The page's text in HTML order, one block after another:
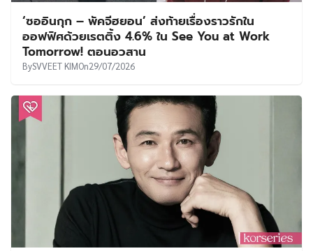
‘ซออินกุก – พัคจีฮยอน’ ส่งท้ายเรื่องราวรักใน
ออฟฟิศด้วยเรตติ้ง 4.6% ใน See You at Work
Tomorrow! ตอนอวสาน
BySVVEET KIMOn29/07/2026